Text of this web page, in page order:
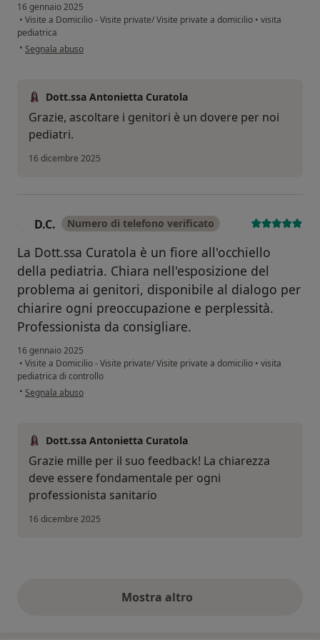
16 gennaio 2025
• Visite a Domicilio - Visite private/ Visite private a domicilio • visita
pediatrica
• secondo l'opinione dell'utente LI
Segnala abuso
Dott.ssa Antonietta Curatola
Grazie, ascoltare i genitori è un dovere per noi
pediatri.
16 dicembre 2025
D.C. Numero di telefono verificato
La Dott.ssa Curatola è un fiore all'occhiello
della pediatria. Chiara nell'esposizione del
problema ai genitori, disponibile al dialogo per
chiarire ogni preoccupazione e perplessità.
Professionista da consigliare.
16 gennaio 2025
• Visite a Domicilio - Visite private/ Visite private a domicilio • visita
pediatrica di controllo
• secondo l'opinione dell'utente D.C.
Segnala abuso
Dott.ssa Antonietta Curatola
Grazie mille per il suo feedback! La chiarezza
deve essere fondamentale per ogni
professionista sanitario
16 dicembre 2025
Mostra altroopinioni di cui sopra